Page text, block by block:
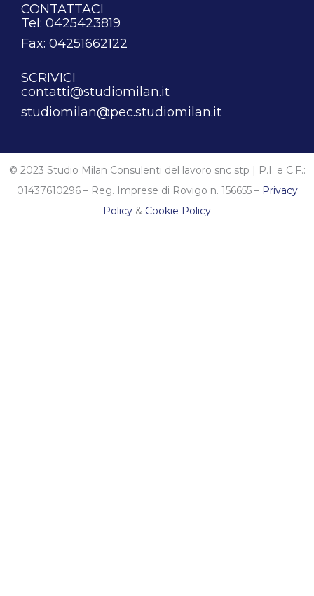
CONTATTACI
Tel: 0425423819
Fax: 04251662122
SCRIVICI
contatti@studiomilan.it
studiomilan@pec.studiomilan.it
© 2023 Studio Milan Consulenti del lavoro snc stp | P.I. e C.F.:
01437610296 – Reg. Imprese di Rovigo n. 156655 – Privacy
Policy & Cookie Policy